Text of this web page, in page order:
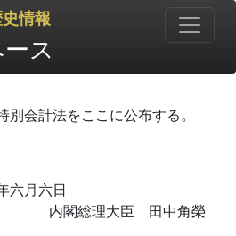
情報
ス
別会計法をここに公布する。
六月六日
内閣総理大臣 田中角榮